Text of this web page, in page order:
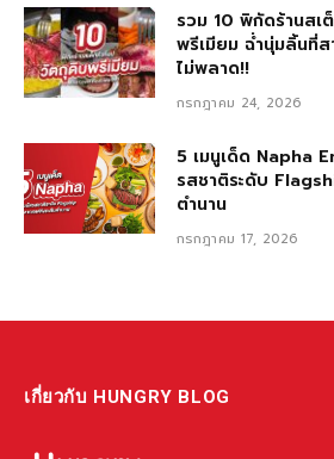
รวม 10 พิกัดร้านส
พรีเมียม ฉ่ำนุ่มลิ้นที่
ไม่พลาด!!
กรกฎาคม 24, 2026
5 เมนูเด็ด Napha
รสชาติระดับ
ตำนาน
กรกฎาคม 17, 2026
เกี่ยวกับ HUNGRY BLOG